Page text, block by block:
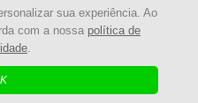
sua experiência. Ao
com a nossa política de
.
para operar em
potência e
irregulares e